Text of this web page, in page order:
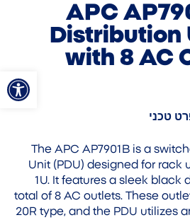
פתח
APC
Distribution
with 8 AC
טכני
The APC AP7901B is a
Unit (PDU) designed for rack
1U. It features a sleek black
total of 8 AC outlets. These
20R type, and the PDU utilizes